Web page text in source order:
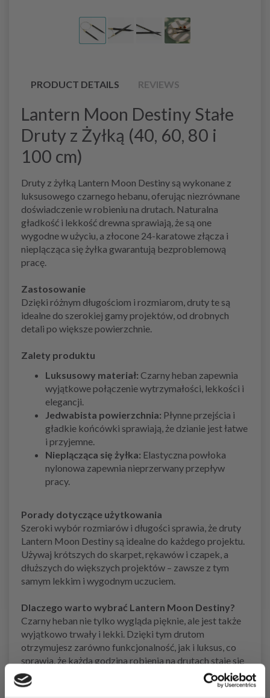
PRODUCT DETAILS REVIEWS
Lantern Moon Destiny Stałe
Druty z Żyłką (40, 60, 80 i
100 cm)
Druty z żyłką Lantern Moon Destiny są wykonane z
luksusowego czarnego hebanu, oferując niezrównane
doświadczenie w robieniu na drutach. Naturalna
gładkość i lekkość drewna sprawiają, że są one
wygodne w użyciu, a złocone 24-karatowe złącza i
nieplącząca się żyłka gwarantują bezproblemową
pracę.
Zastosowanie
Dzięki różnym długościom i rozmiarom, druty te są
idealne do szerokiej gamy projektów, od drobnych
detali po większe powierzchnie.
Zalety produktu
Luksusowy materiał: Czarny heban zapewnia
wyjątkowe połączenie wytrzymałości, lekkości i
elegancji.
Jedwabista powierzchnia: Płynne przejścia i
gładkie końcówki sprawiają, że dzianie jest łatwe
i przyjemne.
Nieplącząca się żyłka: Elastyczna powłoka
nylonowa zapewnia nieprzerwany przepływ
pracy.
Porady dotyczące użytkowania
Szeroki wybór rozmiarów i długości sprawia, że druty
Lantern Moon Destiny są idealne do każdego projektu.
Używaj krótszych do skarpet, rękawów i czapek, a
dłuższych do większych projektów – zawsze z tym
samym lekkim i wygodnym uczuciem.
Dlaczego warto wybrać Lantern Moon Destiny?
Czarny heban nie tylko wygląda pięknie, ale jest także
wyjątkowo trwały i lekki. Dzięki tym drutom
otrzymujesz zarówno funkcjonalność, jak i luksus, co
sprawia, że każda godzina robienia na drutach staje się
przyjemnością.